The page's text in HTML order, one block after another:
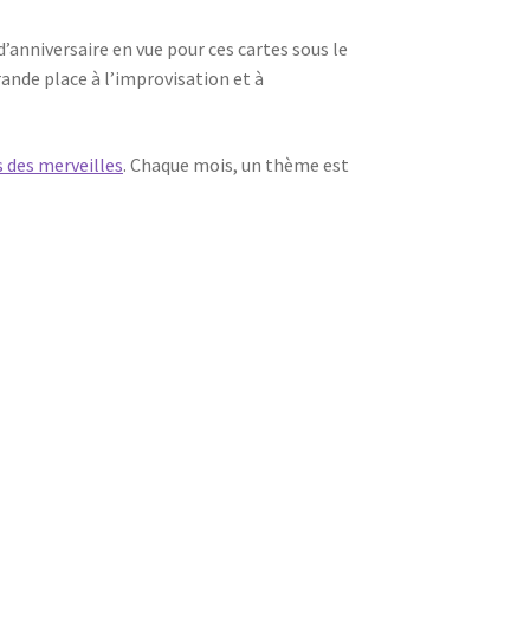
en vue pour ces cartes sous le
place à l’improvisation et à
des merveilles. Chaque mois, un thème est